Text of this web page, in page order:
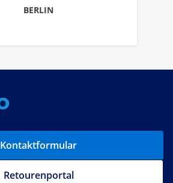
BERLIN
Kontaktformular
Retourenportal